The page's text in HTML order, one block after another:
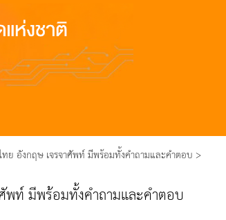
ทย อังกฤษ เจรจาศัพท์ มีพร้อมทั้งคำถามและคำตอบ >
พท์ มีพร้อมทั้งคำถามและคำตอบ